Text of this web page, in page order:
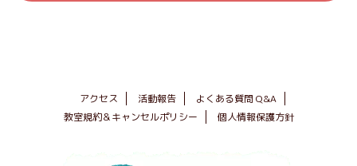
教室規約＆キャンセルポリシー
個人情報保護方針